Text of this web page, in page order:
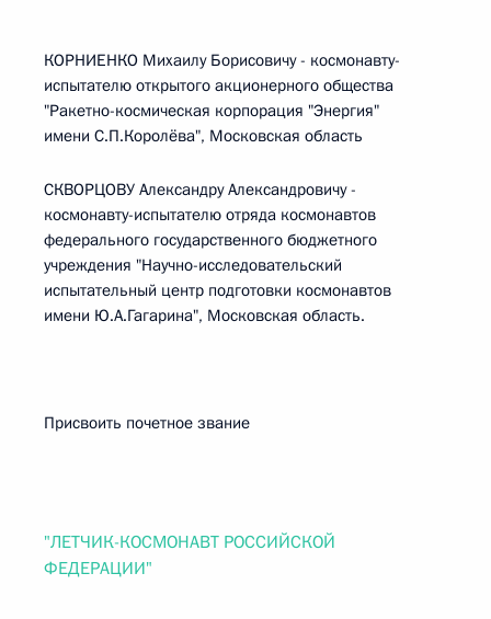
КОРНИЕНКО Михаилу Борисовичу - космонавту-
испытателю открытого акционерного общества
"Ракетно-космическая корпорация "Энергия"
имени С.П.Королёва", Московская область
СКВОРЦОВУ Александру Александровичу -
космонавту-испытателю отряда космонавтов
федерального государственного бюджетного
учреждения "Научно-исследовательский
испытательный центр подготовки космонавтов
имени Ю.А.Гагарина", Московская область.
Присвоить почетное звание
"ЛЕТЧИК-КОСМОНАВТ РОССИЙСКОЙ
ФЕДЕРАЦИИ"